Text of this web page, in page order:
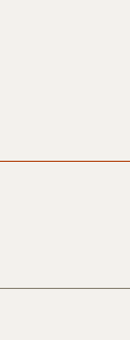
7- 31/12